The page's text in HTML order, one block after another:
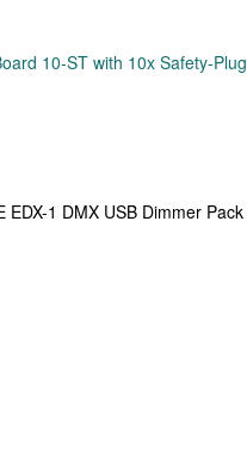
10-ST with 10x Safety-Plug